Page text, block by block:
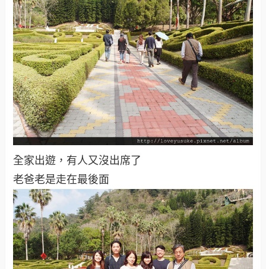
全家出遊，有人又沒出席了
老爸老是走在最後面